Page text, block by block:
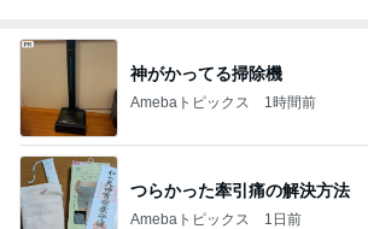
神がかってる掃除機
Amebaトピックス 1時間前
つらかった牽引痛の解決方法
Amebaトピックス 1日前